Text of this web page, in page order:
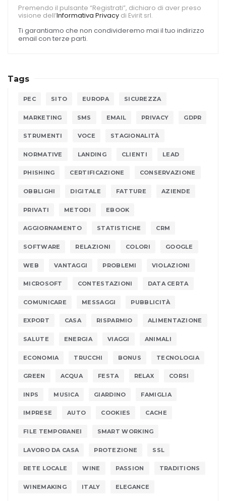
Premendo il pulsante “Registrati”, dichiaro di aver preso
visione dell’Informativa Privacy di Evirit srl.
Ti garantiamo che non condivideremo mai il tuo indirizzo
email con terze parti.
Tags
PEC SITO EUROPA SICUREZZA
MARKETING SMS EMAIL PRIVACY GDPR
STRUMENTI VOCE STAGIONALITÀ
NORMATIVE LANDING CLIENTI LEAD
PHISHING CERTIFICAZIONE CONSERVAZIONE
OBBLIGHI DIGITALE FATTURE AZIENDE
PRIVATI METODI EBOOK
AGGIORNAMENTO STATISTICHE CRM
SOFTWARE RELAZIONI COLORI GOOGLE
WEB VANTAGGI PROBLEMI VIOLAZIONI
MICROSOFT CONTESTAZIONI DATA CERTA
COMUNICARE MESSAGGI PUBBLICITÀ
EXPORT CASA RISPARMIO ALIMENTAZIONE
SALUTE ENERGIA VIAGGI ANIMALI
ECONOMIA TRUCCHI BONUS TECNOLOGIA
GREEN ACQUA FESTA RELAX CORSI
INPS MUSICA GIARDINO FAMIGLIA
IMPRESE AUTO COOKIES CACHE
FILE TEMPORANEI SMART WORKING
LAVORO DA CASA PROTEZIONE SSL
RETE LOCALE WINE PASSION TRADITIONS
WINEMAKING ITALY ELEGANCE